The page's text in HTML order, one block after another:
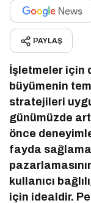
PAYLAŞ
İşletmeler için
büyümenin
stratejileri
günümüzde
önce
fayda
kullanıcı
için idealdir.